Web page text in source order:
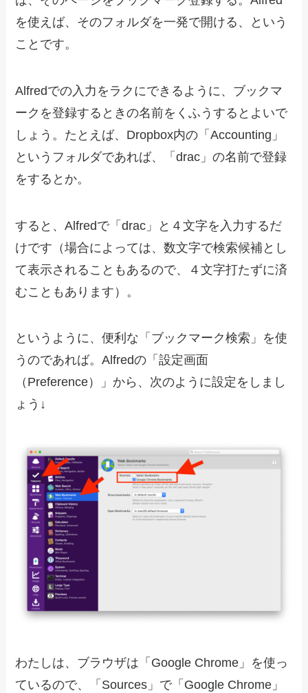
を使えば、そのフォルダを一発で開ける、という
ことです。
Alfredでの入力をラクにできるように、ブックマ
ークを登録するときの名前をくふうするとよいで
しょう。たとえば、Dropbox内の「Accounting」
というフォルダであれば、「drac」の名前で登録
をするとか。
すると、Alfredで「drac」と４文字を入力するだ
けです（場合によっては、数文字で検索候補とし
て表示されることもあるので、４文字打たずに済
むこともあります）。
というように、便利な「ブックマーク検索」を使
うのであれば。Alfredの「設定画面
（Preference）」から、次のように設定をしまし
ょう↓
わたしは、ブラウザは「Google Chrome」を使っ
ているので、「Sources」で「Google Chrome」